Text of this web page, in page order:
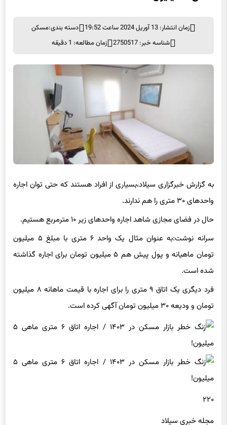
زمان انتشار: 13 آوریل 2024 ساعت 19:52 دسته بندی:مسکن
شناسه خبر: 2750517
زمان مطالعه: 1 دقیقه
به گزارش خبرگزاری سیلاد،بسیاری از افراد هستند که حتی توان اجاره
واحدهای ۳۰ متری را هم ندارند.
حال در فضای مجازی شاهد اجاره واحدهای زیر ۱۰ مترمربع هستیم.
سرانه نوشت:به عنوان مثال یک واحد ۶ متری با مبلغ ۵ میلیون
تومان ماهیانه و پول پیش هم ۵ میلیون تومان برای اجاره گذاشته
شده است.
فرد دیگری یک اتاق ۹ متری را برای اجاره با قیمت ماهانه ۸ میلیون
تومان و ودیعه ۳۰ میلیون تومان آگهی کرده است.
۲۲۰
مجله خبری سیلاد